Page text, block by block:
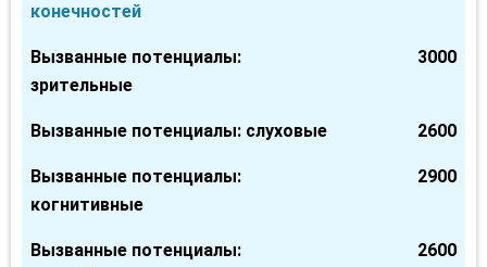
конечностей
Вызванные потенциалы:
зрительные
3000
Вызванные потенциалы: слуховые 2600
Вызванные потенциалы:
когнитивные
2900
Вызванные потенциалы:
2600